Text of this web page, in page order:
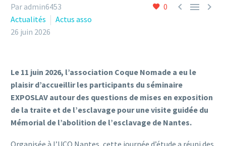
0   
Par admin6453
Actualités
Actus asso
26 juin 2026
Le 11 juin 2026, l’association Coque Nomade a eu le
plaisir d’accueillir les participants du séminaire
EXPOSLAV autour des questions de mises en exposition
de la traite et de l’esclavage pour une visite guidée du
Mémorial de l’abolition de l’esclavage de Nantes.
Organisée à l’UCO Nantes, cette journée d’étude a réuni des